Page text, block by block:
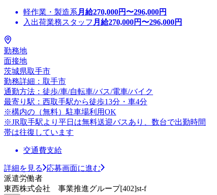
軽作業・製造系 月給270,000円〜296,000円
入出荷業務スタッフ 月給270,000円〜296,000円
勤務地
面接地
茨城県取手市
勤務詳細：取手市
通勤方法：徒歩/車/自転車/バス/電車/バイク
最寄り駅：西取手駅から徒歩13分・車4分
※構内の（無料）駐車場利用OK
※JR取手駅より平日は無料送迎バスあり、数台で出勤時間
帯は往復しています
交通費支給
詳細を見る
応募画面に進む
派遣労働者
東西株式会社 事業推進グループ[402]st-f